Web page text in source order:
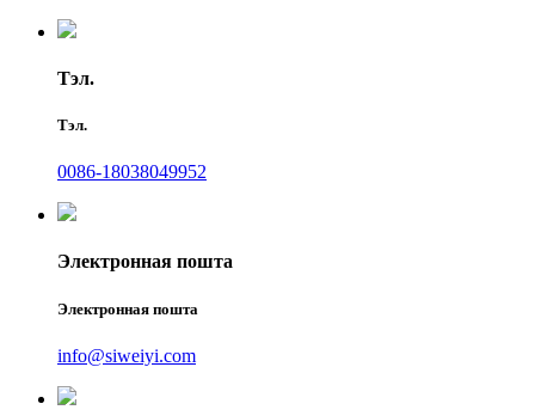
Тэл.
Тэл.
0086-18038049952
Электронная пошта
Электронная пошта
info@siweiyi.com